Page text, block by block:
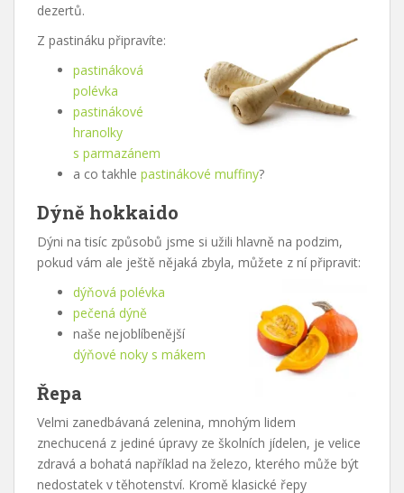
dezertů.
Z pastináku připravíte:
pastináková
polévka
pastinákové
hranolky
s parmazánem
a co takhle pastinákové muffiny?
Dýně hokkaido
Dýni na tisíc způsobů jsme si užili hlavně na podzim,
pokud vám ale ještě nějaká zbyla, můžete z ní připravit:
dýňová polévka
pečená dýně
naše nejoblíbenější
dýňové noky s mákem
Řepa
Velmi zanedbávaná zelenina, mnohým lidem
znechucená z jediné úpravy ze školních jídelen, je velice
zdravá a bohatá například na železo, kterého může být
nedostatek v těhotenství. Kromě klasické řepy